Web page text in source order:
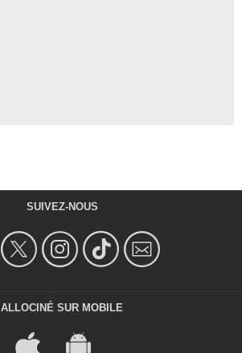
SUIVEZ-NOUS
ALLOCINÉ SUR MOBILE